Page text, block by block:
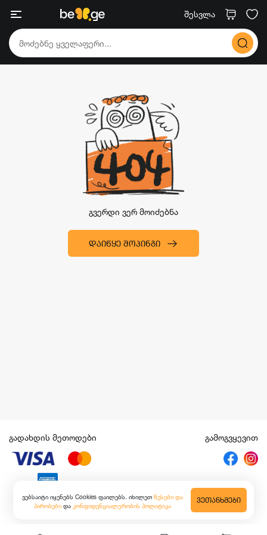
შესვლა
გვერდი ვერ მოიძებნა
ᲓᲐᲘᲬᲧᲔ ᲨᲝᲞᲘᲜᲒᲘ
ვებსაიტი იყენებს Cookies ფაილებს. იხილეთ წესები და
პირობები და კონფიდენციალურობის პოლიტიკა
ᲕᲔᲗᲐᲜᲮᲛᲔᲑᲘ
გადახდის მეთოდები გამოგვყევით